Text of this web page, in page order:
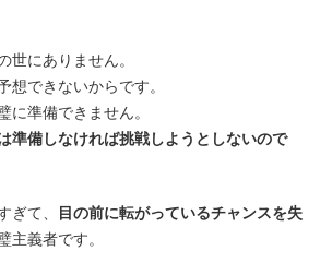
世にありません。
想できないからです。
に準備できません。
準備しなければ挑戦しようとしないので
ぎて、
目の前に転がっているチャンスを失
主義者です。